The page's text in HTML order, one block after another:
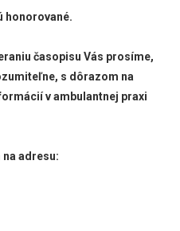
honorované.
časopisu Vás prosíme,
s dôrazom na
v ambulantnej praxi
adresu: